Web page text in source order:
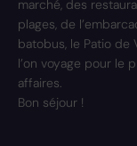
marché, des
plages, de
batobus, le Patio de
l’on voyage pour le
affaires.
Bon séjour !